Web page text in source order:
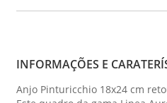
INFORMAÇÕES E
Anjo Pinturicchio 18x24 cm